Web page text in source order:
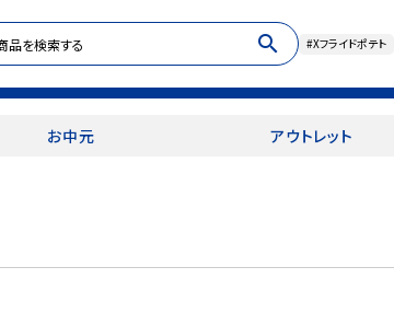
search #Xフライドポテト
お中元 アウトレット